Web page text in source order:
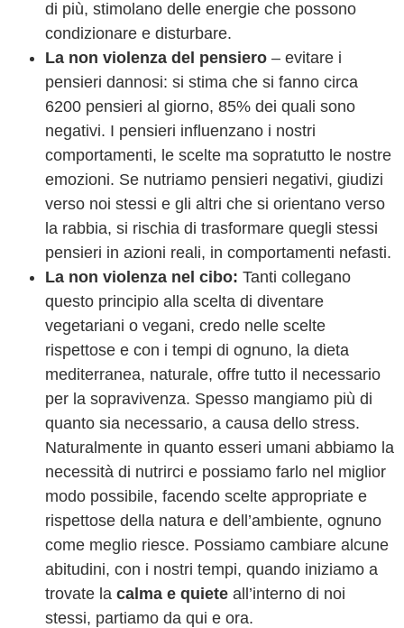
di più, stimolano delle energie che possono
condizionare e disturbare.
La non violenza del pensiero – evitare i
pensieri dannosi: si stima che si fanno circa
6200 pensieri al giorno, 85% dei quali sono
negativi. I pensieri influenzano i nostri
comportamenti, le scelte ma sopratutto le nostre
emozioni. Se nutriamo pensieri negativi, giudizi
verso noi stessi e gli altri che si orientano verso
la rabbia, si rischia di trasformare quegli stessi
pensieri in azioni reali, in comportamenti nefasti.
La non violenza nel cibo: Tanti collegano
questo principio alla scelta di diventare
vegetariani o vegani, credo nelle scelte
rispettose e con i tempi di ognuno, la dieta
mediterranea, naturale, offre tutto il necessario
per la sopravivenza. Spesso mangiamo più di
quanto sia necessario, a causa dello stress.
Naturalmente in quanto esseri umani abbiamo la
necessità di nutrirci e possiamo farlo nel miglior
modo possibile, facendo scelte appropriate e
rispettose della natura e dell’ambiente, ognuno
come meglio riesce. Possiamo cambiare alcune
abitudini, con i nostri tempi, quando iniziamo a
trovate la calma e quiete all’interno di noi
stessi, partiamo da qui e ora.